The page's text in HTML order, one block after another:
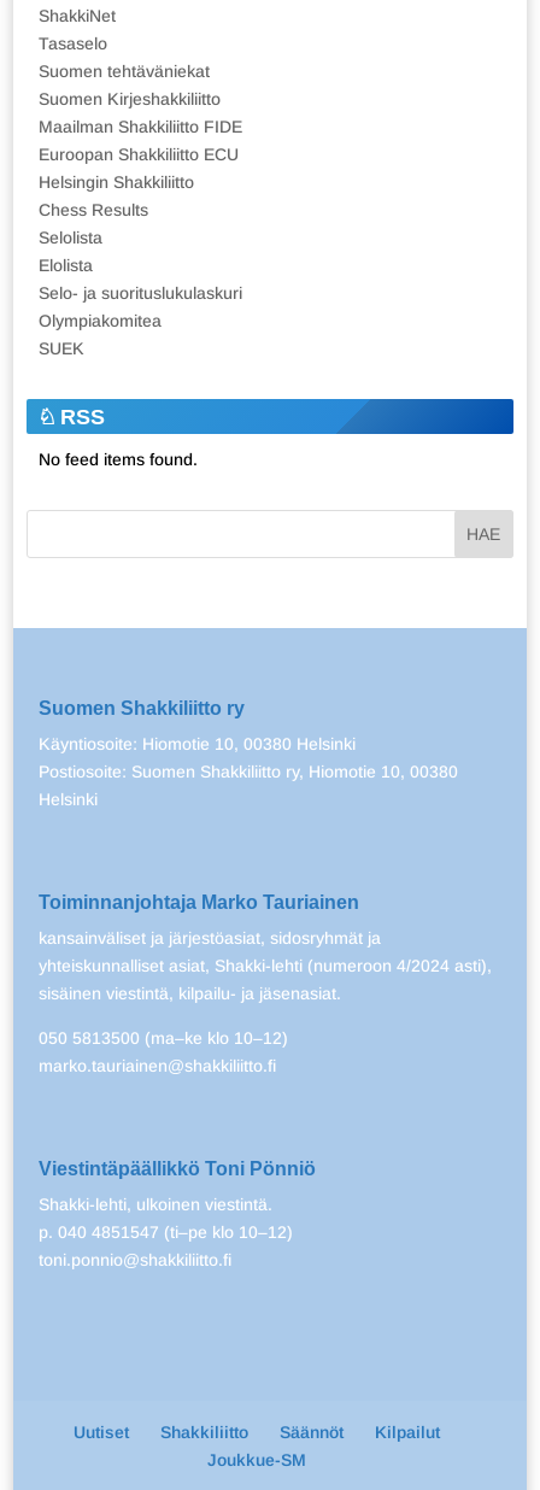
ShakkiNet
Tasaselo
Suomen tehtäväniekat
Suomen Kirjeshakkiliitto
Maailman Shakkiliitto FIDE
Euroopan Shakkiliitto ECU
Helsingin Shakkiliitto
Chess Results
Selolista
Elolista
Selo- ja suorituslukulaskuri
Olympiakomitea
SUEK
RSS
No feed items found.
Suomen Shakkiliitto ry
Käyntiosoite: Hiomotie 10, 00380 Helsinki
Postiosoite: Suomen Shakkiliitto ry, Hiomotie 10, 00380
Helsinki
Toiminnanjohtaja Marko Tauriainen
kansainväliset ja järjestöasiat, sidosryhmät ja
yhteiskunnalliset asiat, Shakki-lehti (numeroon 4/2024 asti),
sisäinen viestintä, kilpailu- ja jäsenasiat.
050 5813500 (ma–ke klo 10–12)
marko.tauriainen@shakkiliitto.fi
Viestintäpäällikkö Toni Pönniö
Shakki-lehti, ulkoinen viestintä.
p. 040 4851547 (ti–pe klo 10–12)
toni.ponnio@shakkiliitto.fi
Uutiset Shakkiliitto Säännöt
Kilpailut
Joukkue-SM